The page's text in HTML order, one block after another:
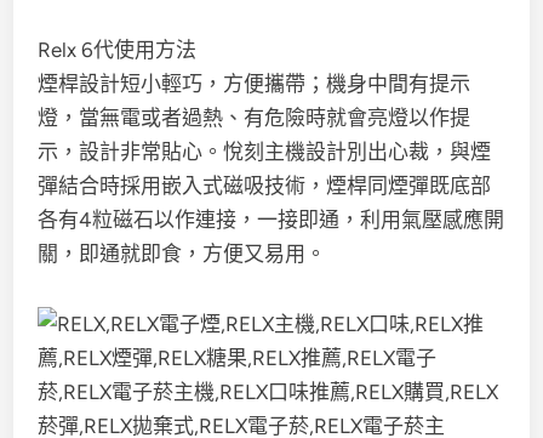
Relx 6代使用方法
煙桿設計短小輕巧，方便攜帶；機身中間有提示
燈，當無電或者過熱、有危險時就會亮燈以作提
示，設計非常貼心。悅刻主機設計別出心裁，與煙
彈結合時採用嵌入式磁吸技術，煙桿同煙彈既底部
各有4粒磁石以作連接，一接即通，利用氣壓感應開
關，即通就即食，方便又易用。